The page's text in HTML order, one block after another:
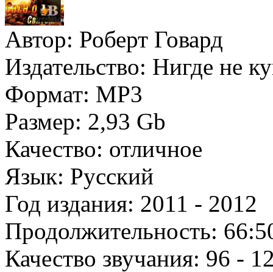
Автор: Роберт Говард
Издательство: Нигде не
Формат: MP3
Размер: 2,93 Gb
Качество: отличное
Язык: Русский
Год издания: 2011 - 2012
Продолжительность:
Качество звучания: 96 -